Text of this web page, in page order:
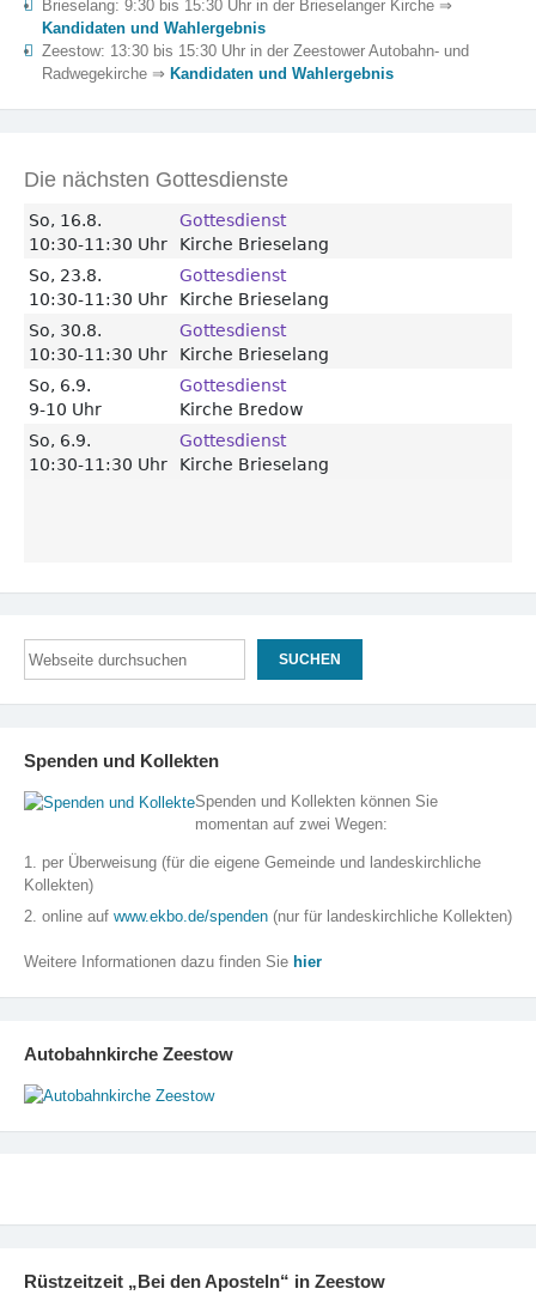
Brieselang: 9:30 bis 15:30 Uhr in der Brieselanger Kirche ⇒
Kandidaten und Wahlergebnis
Zeestow: 13:30 bis 15:30 Uhr in der Zeestower Autobahn- und
Radwegekirche ⇒ Kandidaten und Wahlergebnis
Die nächsten Gottesdienste
Suchen
SUCHEN
Spenden und Kollekten
Spenden und Kollekten können Sie
momentan auf zwei Wegen:
1. per Überweisung (für die eigene Gemeinde und landeskirchliche
Kollekten)
2. online auf www.ekbo.de/spenden(nur für landeskirchliche Kollekten)
Weitere Informationen dazu finden Sie hier
Autobahnkirche Zeestow
Rüstzeitzeit „Bei den Aposteln“ in Zeestow